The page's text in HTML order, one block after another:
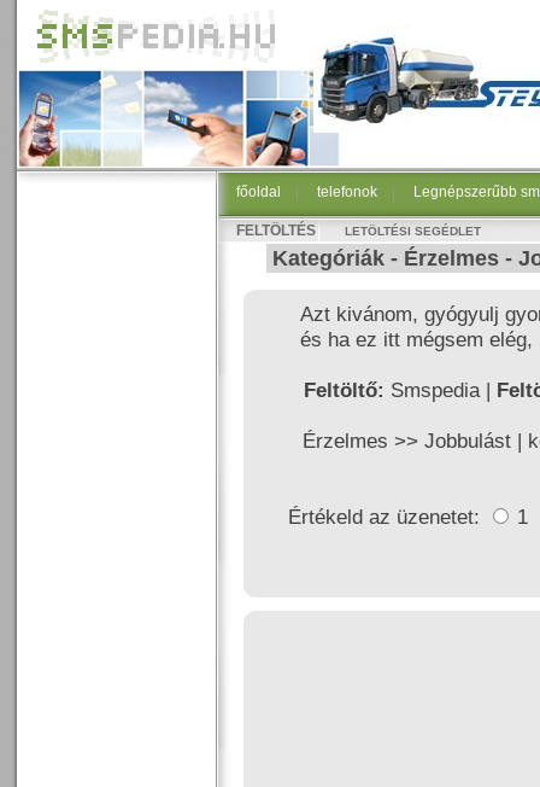
főoldal telefonok Legnépszerűbb
FELTÖLTÉS LETÖLTÉSI SEGÉDLET
Kategóriák - Érzelmes -
Azt kivánom, gyógyulj
és ha ez itt mégsem
Feltöltő: Smspedia |
Érzelmes >> Jobbulást |
Értékeld az üzenetet: 1